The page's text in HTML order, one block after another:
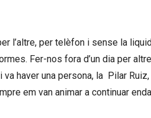
l’altre, per telèfon i sense la
Fer-nos fora d’un dia per
haver una persona, la Pilar
em van animar a continuar